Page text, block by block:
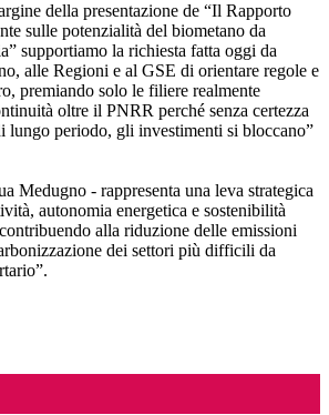
della presentazione de “Il Rapporto
sulle potenzialità del biometano da
supportiamo la richiesta fatta oggi da
alle Regioni e al GSE di orientare regole e
premiando solo le filiere realmente
oltre il PNRR perché senza certezza
lungo periodo, gli investimenti si bloccano”
Medugno - rappresenta una leva strategica
autonomia energetica e sostenibilità
alla riduzione delle emissioni
dei settori più difficili da